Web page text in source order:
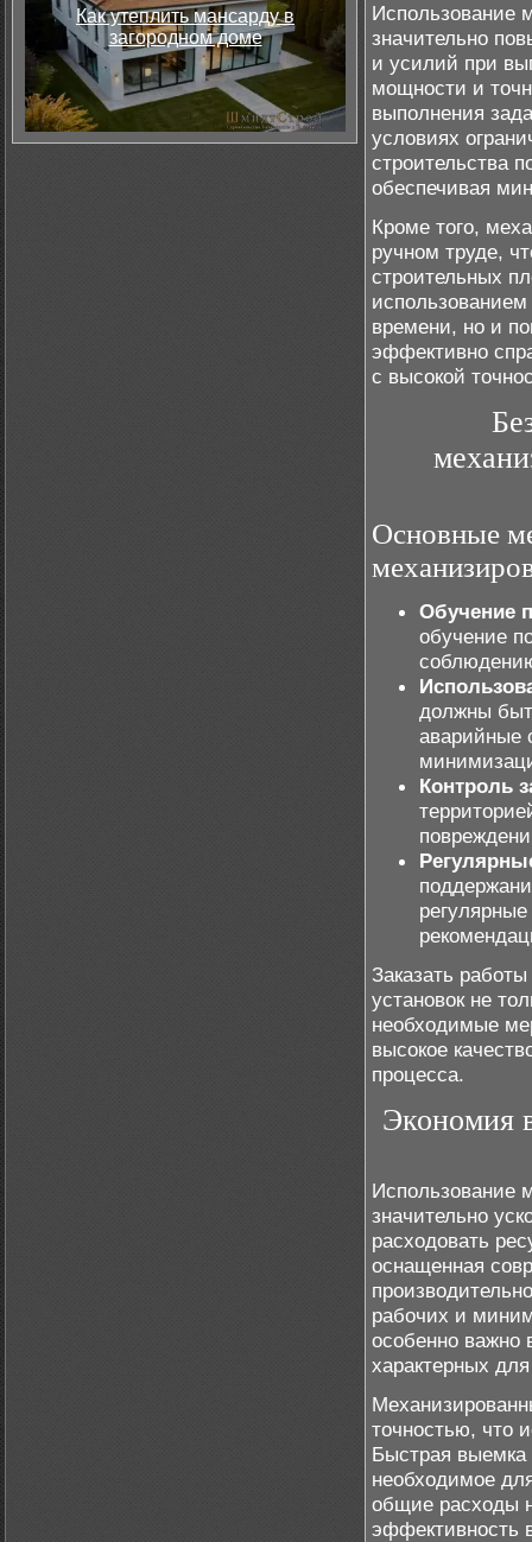
Как утеплить мансарду в
загородном доме
Использование
значительно
и усилий при
мощности и
выполнения
условиях
строительства
обеспечивая
Кроме того,
ручном труде,
строительных
времени, но и
эффективно
с высокой
Основные
Обучение
обучение
должны
аварийные
Контроль
Заказать
установок не
необходимые
высокое
процесса.
Экономия
Использование
значительно
расходовать
оснащенная
рабочих и
особенно важно
характерных
точностью, что
Быстрая выемка
необходимое
общие расходы
эффективность